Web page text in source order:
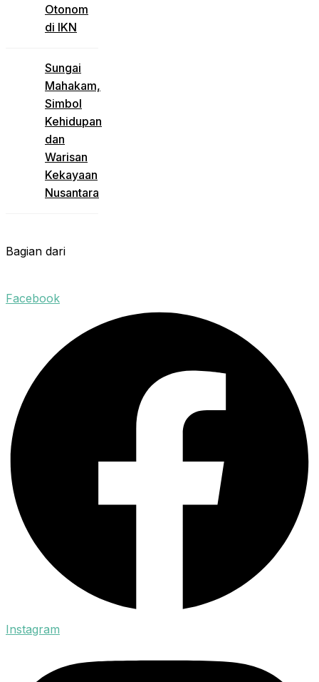
Otonom
di IKN
Sungai
Mahakam,
Simbol
Kehidupan
dan
Warisan
Kekayaan
Nusantara
Bagian dari
Facebook
Instagram